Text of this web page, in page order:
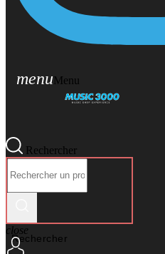
menuMenu
Rechercher
Rechercher
close